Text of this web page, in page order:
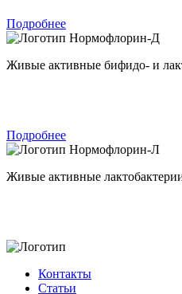
Подробнее
Нормофлорин-Д
Живые активные бифидо- и
Подробнее
Нормофлорин-Л
Живые активные
Контакты
Статьи